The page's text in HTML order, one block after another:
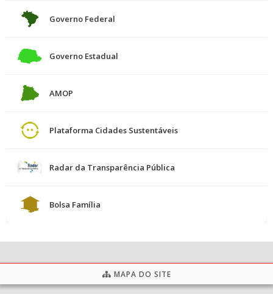
Governo Federal
Governo Estadual
AMOP
Plataforma Cidades Sustentáveis
Radar da Transparência Pública
Bolsa Família
MAPA DO SITE